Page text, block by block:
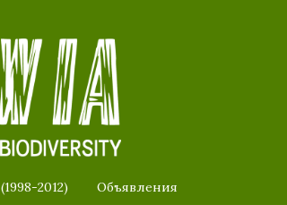
2012) Объявления